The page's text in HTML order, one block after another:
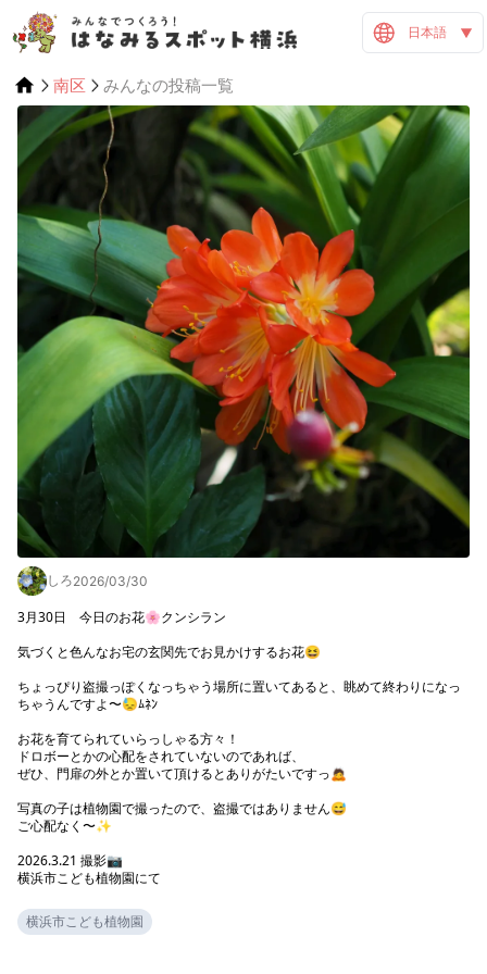
日本語
南区 みんなの投稿一覧
しろ2026/03/30
3月30日　今日のお花🌸クンシラン
気づくと色んなお宅の玄関先でお見かけするお花😆
ちょっぴり盗撮っぽくなっちゃう場所に置いてあると、眺めて終わりになっ
ちゃうんですよ〜😓ﾑﾈﾝ
お花を育てられていらっしゃる方々！
ドロボーとかの心配をされていないのであれば、
ぜひ、門扉の外とか置いて頂けるとありがたいですっ🙇
写真の子は植物園で撮ったので、盗撮ではありません😅
ご心配なく〜✨️
2026.3.21 撮影📷️
横浜市こども植物園にて
横浜市こども植物園